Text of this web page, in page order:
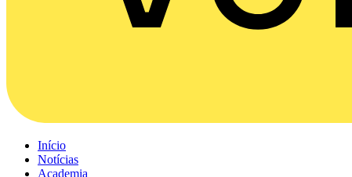
Início
Notícias
Academia